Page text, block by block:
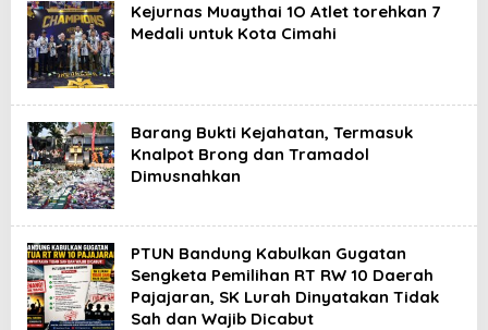
y
a
n
g
k
a
r
a
Kejurnas Muaythai 1O Atlet torehkan 7
Medali untuk Kota Cimahi
Barang Bukti Kejahatan, Termasuk
Knalpot Brong dan Tramadol
Dimusnahkan
PTUN Bandung Kabulkan Gugatan
Sengketa Pemilihan RT RW 10 Daerah
Pajajaran, SK Lurah Dinyatakan Tidak
Sah dan Wajib Dicabut